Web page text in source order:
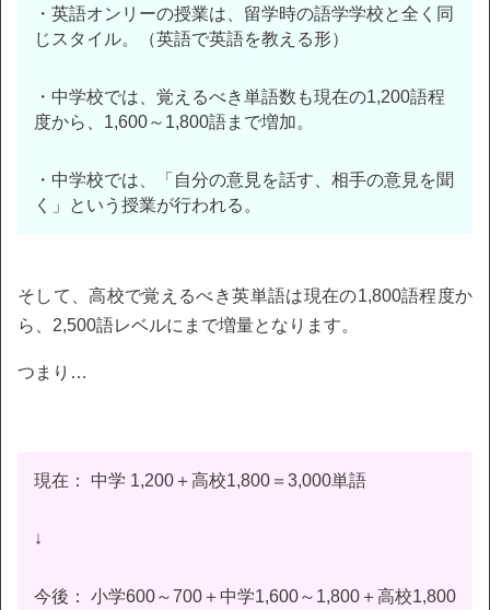
・英語オンリーの授業は、留学時の語学学校と全く同
じスタイル。（英語で英語を教える形）
・中学校では、覚えるべき単語数も現在の1,200語程
度から、1,600～1,800語まで増加。
・中学校では、「自分の意見を話す、相手の意見を聞
く」という授業が行われる。
そして、高校で覚えるべき英単語は現在の1,800語程度か
ら、2,500語レベルにまで増量となります。
つまり…
現在： 中学 1,200＋高校1,800＝3,000単語
↓
今後： 小学600～700＋中学1,600～1,800＋高校1,800